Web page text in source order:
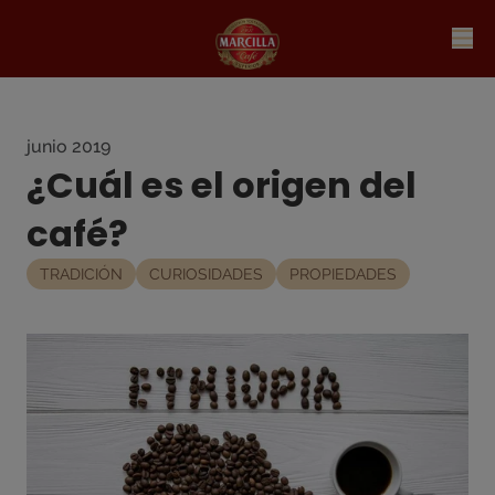
junio 2019
¿Cuál es el origen del
café?
TRADICIÓN CURIOSIDADES PROPIEDADES